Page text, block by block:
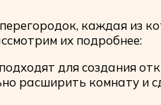
каждая из
их подробнее:
для создания
расширить комнату и